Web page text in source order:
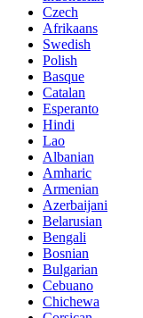
Czech
Afrikaans
Swedish
Polish
Basque
Catalan
Esperanto
Hindi
Lao
Albanian
Amharic
Armenian
Azerbaijani
Belarusian
Bengali
Bosnian
Bulgarian
Cebuano
Chichewa